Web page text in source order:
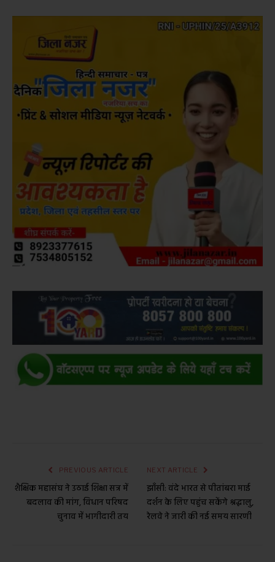
PREVIOUS ARTICLE
शैक्षिक महासंघ ने उठाई शिक्षा सत्र में
बदलाव की मांग, विधान परिषद
चुनाव में भागीदारी तय
NEXT ARTICLE
झाँसी: वंदे भारत से पीतांबरा माई
दर्शन के लिए पहुंच सकेंगे श्रद्धालु,
रेलवे ने जारी की नई समय सारणी